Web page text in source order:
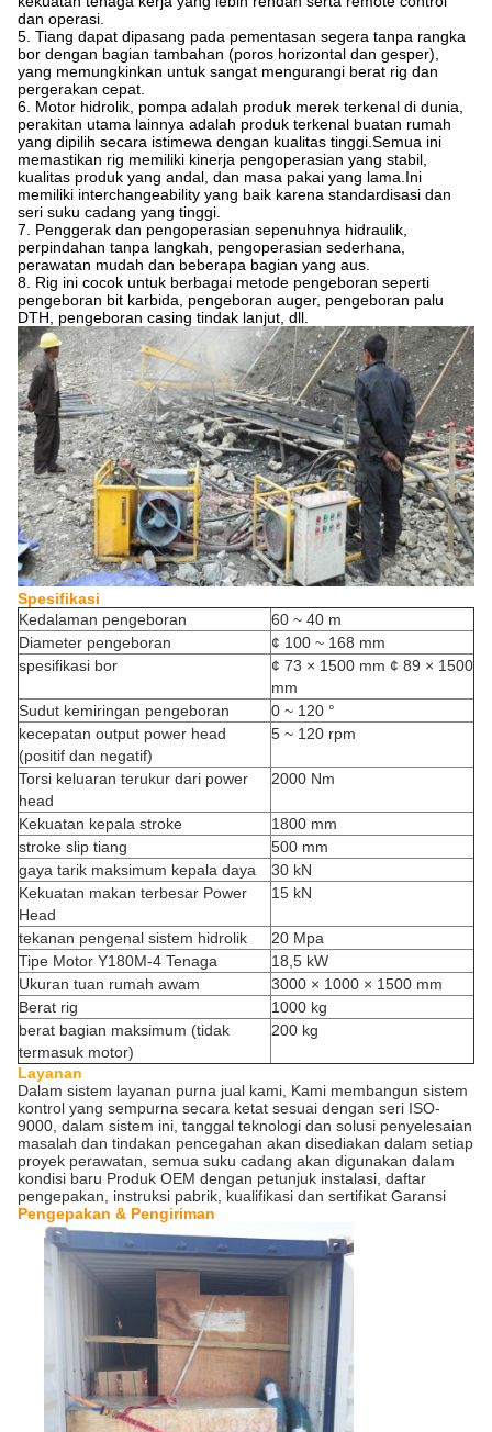
dan operasi.
5. Tiang dapat dipasang pada pementasan segera tanpa rangka
bor dengan bagian tambahan (poros horizontal dan gesper),
yang memungkinkan untuk sangat mengurangi berat rig dan
pergerakan cepat.
6. Motor hidrolik, pompa adalah produk merek terkenal di dunia,
perakitan utama lainnya adalah produk terkenal buatan rumah
yang dipilih secara istimewa dengan kualitas tinggi.Semua ini
memastikan rig memiliki kinerja pengoperasian yang stabil,
kualitas produk yang andal, dan masa pakai yang lama.Ini
memiliki interchangeability yang baik karena standardisasi dan
seri suku cadang yang tinggi.
7. Penggerak dan pengoperasian sepenuhnya hidraulik,
perpindahan tanpa langkah, pengoperasian sederhana,
perawatan mudah dan beberapa bagian yang aus.
8. Rig ini cocok untuk berbagai metode pengeboran seperti
pengeboran bit karbida, pengeboran auger, pengeboran palu
DTH, pengeboran casing tindak lanjut, dll.
Spesifikasi
Kedalaman pengeboran
60 ~ 40 m
Diameter pengeboran
¢ 100 ~ 168 mm
spesifikasi bor
¢ 73 × 1500 mm ¢ 89 × 1500
mm
Sudut kemiringan pengeboran
0 ~ 120 °
kecepatan output power head
(positif dan negatif)
5 ~ 120 rpm
Torsi keluaran terukur dari power
head
2000 Nm
Kekuatan kepala stroke
1800 mm
stroke slip tiang
500 mm
gaya tarik maksimum kepala daya
30 kN
Kekuatan makan terbesar Power
Head
15 kN
tekanan pengenal sistem hidrolik
20 Mpa
Tipe Motor Y180M-4 Tenaga
18,5 kW
Ukuran tuan rumah awam
3000 × 1000 × 1500 mm
Berat rig
1000 kg
berat bagian maksimum (tidak
termasuk motor)
200 kg
Layanan
Dalam sistem layanan purna jual kami, Kami membangun sistem
kontrol yang sempurna secara ketat sesuai dengan seri ISO-
9000, dalam sistem ini, tanggal teknologi dan solusi penyelesaian
masalah dan tindakan pencegahan akan disediakan dalam setiap
proyek perawatan, semua suku cadang akan digunakan dalam
kondisi baru Produk OEM dengan petunjuk instalasi, daftar
pengepakan, instruksi pabrik, kualifikasi dan sertifikat Garansi
Pengepakan & Pengiriman